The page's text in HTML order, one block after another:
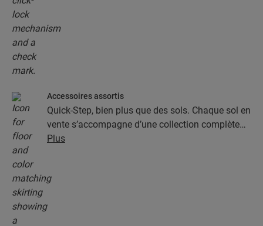
Accessoires assortis
Quick-Step, bien plus que des sols. Chaque sol en
vente s’accompagne d’une collection complète
d’accessoires, parmi lesquels des sous-couches,
Plus